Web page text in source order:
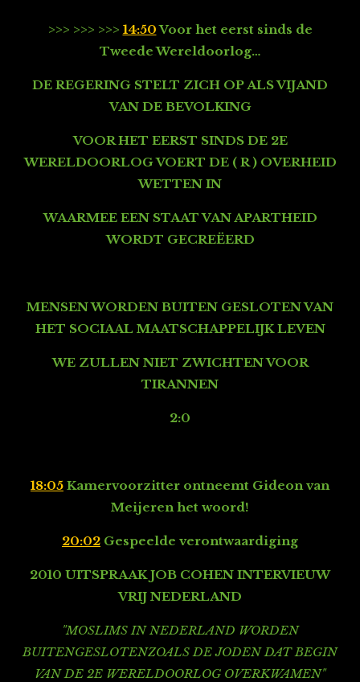
>>> >>> >>> 14:50Voor het eerst sinds de
Tweede Wereldoorlog…
DE REGERING STELT ZICH OP ALS VIJAND
VAN DE BEVOLKING
VOOR HET EERST SINDS DE 2E
WERELDOORLOG VOERT DE ( R ) OVERHEID
WETTEN IN
WAARMEE EEN STAAT VAN APARTHEID
WORDT GECREËERD
MENSEN WORDEN BUITEN GESLOTEN VAN
HET SOCIAAL MAATSCHAPPELIJK LEVEN
WE ZULLEN NIET ZWICHTEN VOOR
TIRANNEN
2:0
18:05 Kamervoorzitter ontneemt Gideon van
Meijeren het woord!
20:02 Gespeelde verontwaardiging
2010 UITSPRAAK JOB COHEN INTERVIEUW
VRIJ NEDERLAND
"MOSLIMS IN NEDERLAND WORDEN
BUITENGESLOTENZOALS DE JODEN DAT BEGIN
VAN DE 2E WERELDOORLOG OVERKWAMEN"